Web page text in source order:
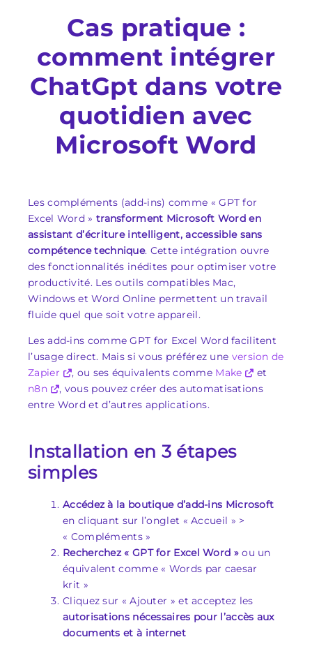
Cas pratique :
comment intégrer
ChatGpt dans votre
quotidien avec
Microsoft Word
Les compléments (add-ins) comme « GPT for
Excel Word » transforment Microsoft Word en
assistant d’écriture intelligent, accessible sans
compétence technique. Cette intégration ouvre
des fonctionnalités inédites pour optimiser votre
productivité. Les outils compatibles Mac,
Windows et Word Online permettent un travail
fluide quel que soit votre appareil.
Les add-ins comme GPT for Excel Word facilitent
l’usage direct. Mais si vous préférez une version de
Zapier
, ou ses équivalents comme Make
et
n8n
, vous pouvez créer des automatisations
entre Word et d’autres applications.
Installation en 3 étapes
simples
Accédez à la boutique d’add-ins Microsoft
en cliquant sur l’onglet « Accueil » >
« Compléments »
Recherchez « GPT for Excel Word »ou un
équivalent comme « Words par caesar
krit »
Cliquez sur « Ajouter » et acceptez les
autorisations nécessaires pour l’accès aux
documents et à internet